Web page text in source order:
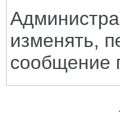
изменять,
сообщение